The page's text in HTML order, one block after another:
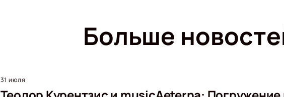
Больше
31 июля